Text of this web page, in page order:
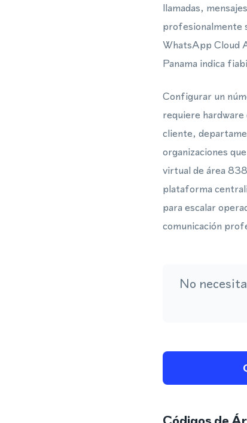
llamadas,
profesionalmente
WhatsApp Cloud
Panama indica
Configurar un
requiere
cliente,
organizaciones
virtual de área
plataforma
para escalar
comunicación
No